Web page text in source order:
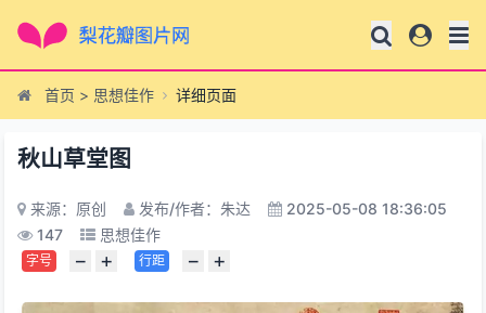
首页 > 思想佳作 详细页面
秋山草堂图
来源：原创 发布/作者：朱达
2025-05-08 18:36:05
147
思想佳作
字号 − + 行距 − +